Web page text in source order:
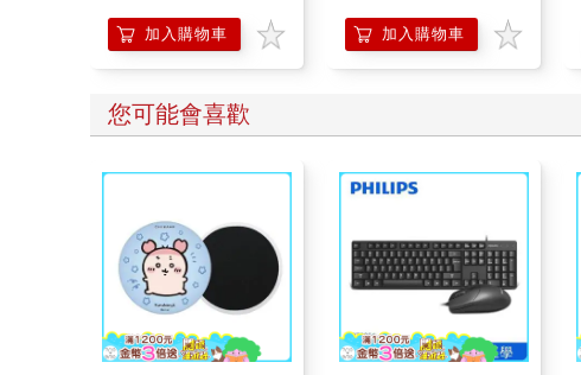
加入購物車 加入購物車
您可能會喜歡